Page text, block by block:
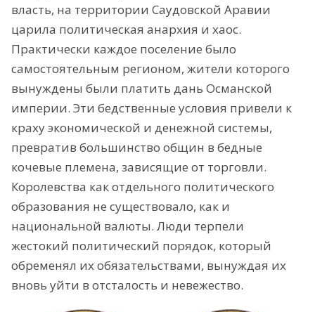
власть, на территории Саудовской Аравии
царила политическая анархия и хаос.
Практически каждое поселение было
самостоятельным регионом, жители которого
вынуждены были платить дань Османской
империи. Эти бедственные условия привели к
краху экономической и денежной системы,
превратив большинство общин в бедные
кочевые племена, зависящие от торговли.
Королевства как отдельного политического
образования не существовало, как и
национальной валюты. Люди терпели
жестокий политический порядок, который
обременял их обязательствами, вынуждая их
вновь уйти в отсталость и невежество.